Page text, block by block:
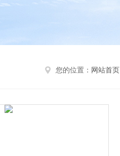
您的位置： 网站首页